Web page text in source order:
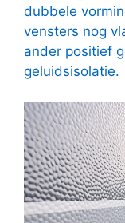
dubbele
vensters nog
ander positief
geluidsisolatie.